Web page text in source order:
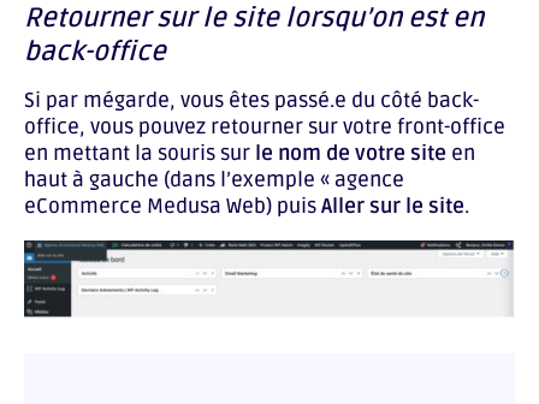
Retourner sur le site lorsqu’on est en
back-office
Si par mégarde, vous êtes passé.e du côté back-
office, vous pouvez retourner sur votre front-office
en mettant la souris sur le nom de votre site en
haut à gauche (dans l’exemple « agence
eCommerce Medusa Web) puisAller sur le site.